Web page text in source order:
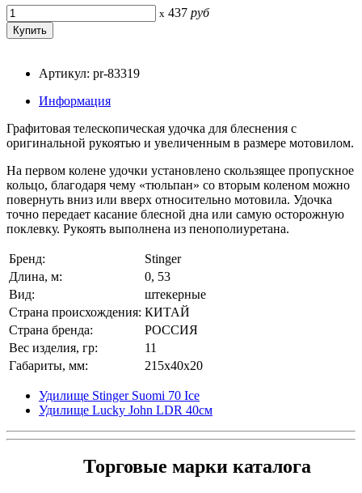
x 437 руб
Артикул: pr-83319
Информация
Графитовая телескопическая удочка для блеснения с
оригинальной рукоятью и увеличенным в размере мотовилом.
На первом колене удочки установлено скользящее пропускное
кольцо, благодаря чему «тюльпан» со вторым коленом можно
повернуть вниз или вверх относительно мотовила. Удочка
точно передает касание блесной дна или самую осторожную
поклевку. Рукоять выполнена из пенополиуретана.
Бренд:
Stinger
Длина, м:
0, 53
Вид:
штекерные
Страна происхождения: КИТАЙ
Страна бренда:
РОССИЯ
Вес изделия, гр:
11
Габариты, мм:
215x40x20
Удилище Stinger Suomi 70 Ice
Удилище Lucky John LDR 40см
Торговые марки каталога